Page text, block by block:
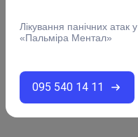
Лікування панічних атак у
«Пальміра Ментал»
095 540 14 11